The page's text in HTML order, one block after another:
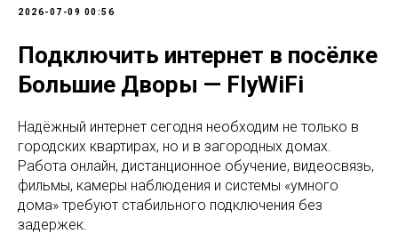
2026-07-09 00:56
Подключить интернет в посёлке
Большие Дворы — FlyWiFi
Надёжный интернет сегодня необходим не только в
городских квартирах, но и в загородных домах.
Работа онлайн, дистанционное обучение, видеосвязь,
фильмы, камеры наблюдения и системы «умного
дома» требуют стабильного подключения без
задержек.